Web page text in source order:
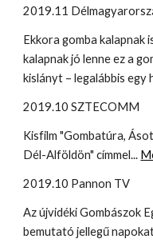
2019.11
Ekkora gomba kalapnak
kalapnak jó lenne ez a
kislányt – legalábbis egy
2019.10 SZTECOMM
Kisfilm "Gombatúra,
Dél-Alföldön" címmel...
2019.10 Pannon TV
Az újvidéki Gombászok
bemutató jellegű